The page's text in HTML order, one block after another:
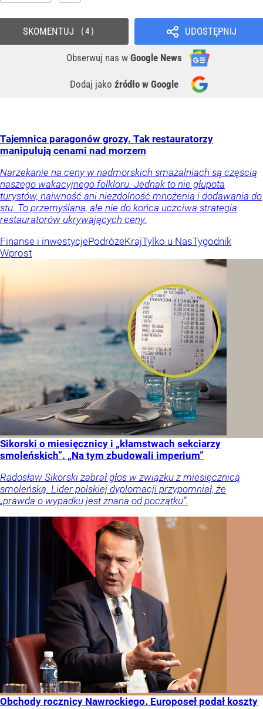
UDOSTĘPNIJ
Obserwuj nas w Google News
Dodaj jako źródło w Google
SKOMENTUJ 4
Tajemnica paragonów grozy. Tak restauratorzy
manipulują cenami nad morzem
Narzekanie na ceny w nadmorskich smażalniach są częścią
naszego wakacyjnego folkloru. Jednak to nie głupota
turystów, naiwność ani niezdolność mnożenia i dodawania do
stu. To przemyślana, ale nie do końca uczciwa strategia
restauratorów ukrywających ceny.
Finanse i inwestycjePodróżeKrajTylko u NasTygodnik
Wprost
Sikorski o miesięcznicy i „kłamstwach sekciarzy
smoleńskich”. „Na tym zbudowali imperium”
Radosław Sikorski zabrał głos w związku z miesięcznicą
smoleńską. Lider polskiej dyplomacji przypomniał, że
„prawda o wypadku jest znana od początku”.
Obchody rocznicy Nawrockiego. Europoseł podał koszty